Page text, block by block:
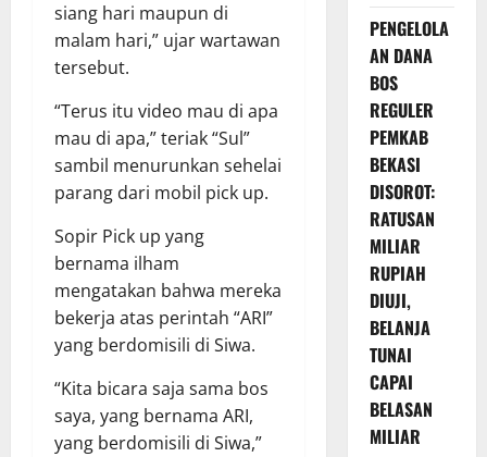
siang hari maupun di
malam hari,” ujar wartawan
tersebut.
“Terus itu video mau di apa
mau di apa,” teriak “Sul”
sambil menurunkan sehelai
parang dari mobil pick up.
Sopir Pick up yang
bernama ilham
mengatakan bahwa mereka
bekerja atas perintah “ARI”
yang berdomisili di Siwa.
“Kita bicara saja sama bos
saya, yang bernama ARI,
yang berdomisili di Siwa,”
PENGELOLA
AN DANA
BOS
REGULER
PEMKAB
BEKASI
DISOROT:
RATUSAN
MILIAR
RUPIAH
DIUJI,
BELANJA
TUNAI
CAPAI
BELASAN
MILIAR